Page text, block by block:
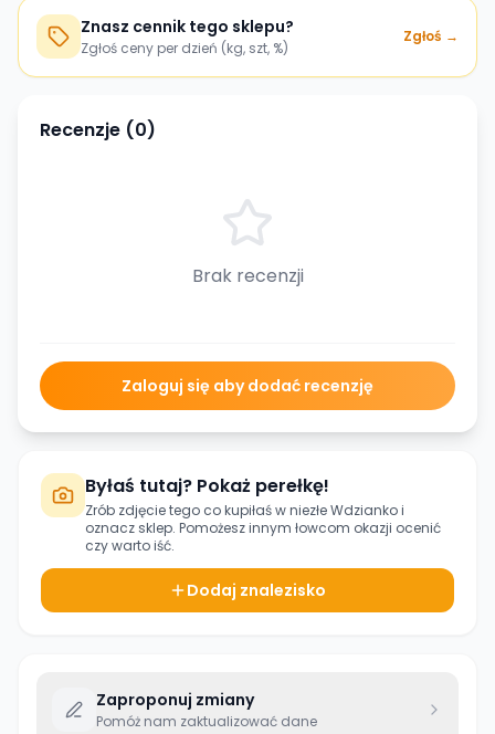
Znasz cennik tego sklepu?
Zgłoś ceny per dzień (kg, szt, %)
Zgłoś →
Recenzje (0)
Brak recenzji
Zaloguj się aby dodać recenzję
Byłaś tutaj? Pokaż perełkę!
Zrób zdjęcie tego co kupiłaś wniezłe Wdziankoi
oznacz sklep. Pomożesz innym łowcom okazji ocenić
czy warto iść.
Dodaj znalezisko
Zaproponuj zmiany
Pomóż nam zaktualizować dane